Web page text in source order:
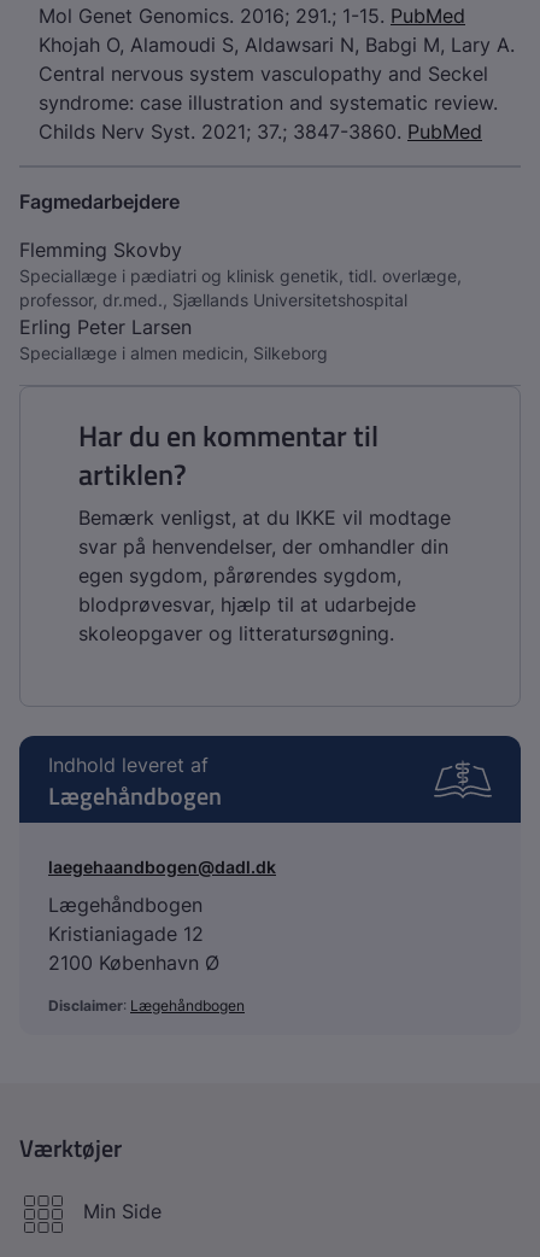
Mol Genet Genomics. 2016; 291.; 1-15. PubMed
Khojah O, Alamoudi S, Aldawsari N, Babgi M, Lary A.
Central nervous system vasculopathy and Seckel
syndrome: case illustration and systematic review.
Childs Nerv Syst. 2021; 37.; 3847-3860. PubMed
Fagmedarbejdere
Flemming Skovby
Speciallæge i pædiatri og klinisk genetik, tidl. overlæge,
professor, dr.med., Sjællands Universitetshospital
Erling Peter Larsen
Speciallæge i almen medicin, Silkeborg
Har du en kommentar til
artiklen?
Bemærk venligst, at du IKKE vil modtage
svar på henvendelser, der omhandler din
egen sygdom, pårørendes sygdom,
blodprøvesvar, hjælp til at udarbejde
skoleopgaver og litteratursøgning.
Indhold leveret af
Lægehåndbogen
laegehaandbogen@dadl.dk
Lægehåndbogen
Kristianiagade 12
2100 København Ø
Disclaimer: Lægehåndbogen